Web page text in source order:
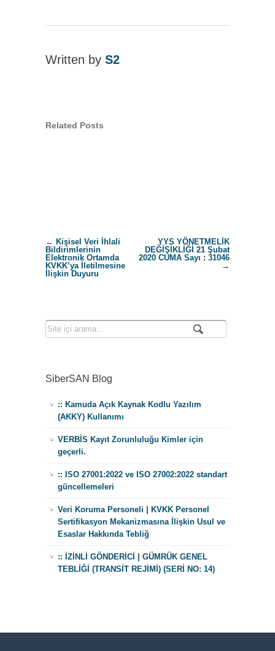
Written by S2
Related Posts
← Kişisel Veri İhlali
Bildirimlerinin
Elektronik Ortamda
KVKK’ya İletilmesine
İlişkin Duyuru
YYS YÖNETMELİK
DEĞİŞİKLİĞİ 21 Şubat
2020 CUMA Sayı : 31046
→
SiberSAN Blog
:: Kamuda Açık Kaynak Kodlu Yazılım
(AKKY) Kullanımı
VERBİS Kayıt Zorunluluğu Kimler için
geçerli.
:: ISO 27001:2022 ve ISO 27002:2022 standart
güncellemeleri
Veri Koruma Personeli | KVKK Personel
Sertifikasyon Mekanizmasına İlişkin Usul ve
Esaslar Hakkında Tebliğ
:: İZİNLİ GÖNDERİCİ | GÜMRÜK GENEL
TEBLİĞİ (TRANSİT REJİMİ) (SERİ NO: 14)